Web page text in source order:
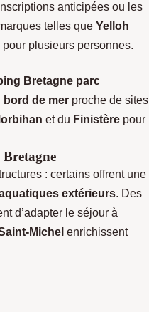
anticipées ou les
telles que Yelloh
pour plusieurs personnes.
Bretagne parc
bord de mer proche de sites
et du Finistère pour
Bretagne
: certains offrent une
extérieurs. Des
d’adapter le séjour à
Michel enrichissent